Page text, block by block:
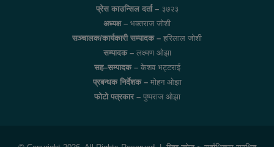
प्रेस काउन्सिल दर्ता – ३७२३
अध्यक्ष – भक्तराज जोशी
सञ्चालक/कार्यकारी सम्पादक – हरिलाल जोशी
सम्पादक –लक्ष्मण ओझा
सह–सम्पादक –केशव भट्टराई
प्रबन्धक निर्देशक –मोहन ओझा
फोटो पत्रकार –पुष्पराज ओझा